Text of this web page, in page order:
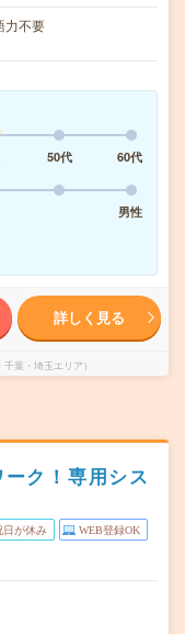
力不要
50代
60代
男性
詳しく見る
葉・埼玉エリア）
ク！専用シス
日が休み WEB登録OK